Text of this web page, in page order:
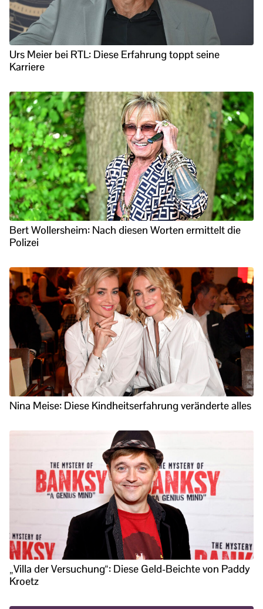
Urs Meier bei RTL: Diese Erfahrung toppt seine
Karriere
Bert Wollersheim: Nach diesen Worten ermittelt die
Polizei
Nina Meise: Diese Kindheitserfahrung veränderte alles
„Villa der Versuchung“: Diese Geld-Beichte von Paddy
Kroetz